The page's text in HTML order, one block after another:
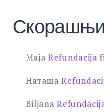
Maja Refundacija
Наташа
Biljana